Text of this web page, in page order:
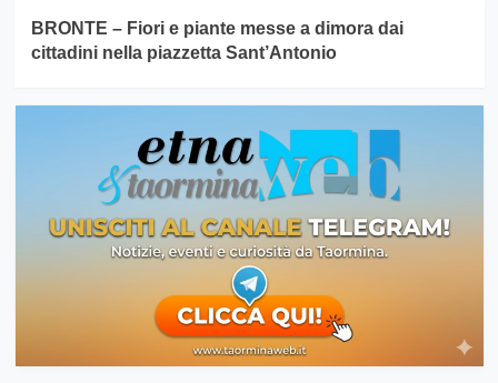
BRONTE – Fiori e piante messe a dimora dai
cittadini nella piazzetta Sant’Antonio